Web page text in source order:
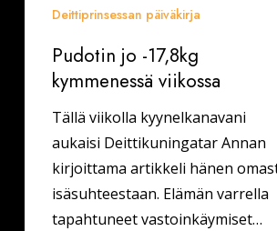
Deittiprinsessan päiväkirja
Pudotin jo -17,8kg
kymmenessä viikossa
Tällä viikolla kyynelkanavani
aukaisi Deittikuningatar Annan
kirjoittama artikkeli hänen
isäsuhteestaan. Elämän varrella
tapahtuneet vastoinkäymiset…